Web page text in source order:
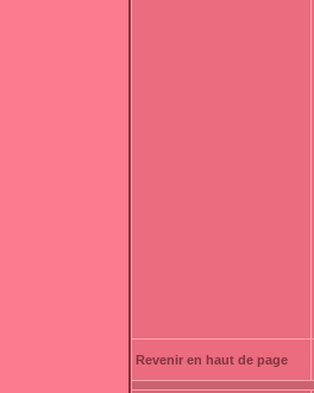
Revenir en haut de page